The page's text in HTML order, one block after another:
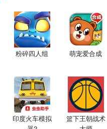
粉碎四人组 萌宠爱合成
印度火车模拟
篮下王朝战术